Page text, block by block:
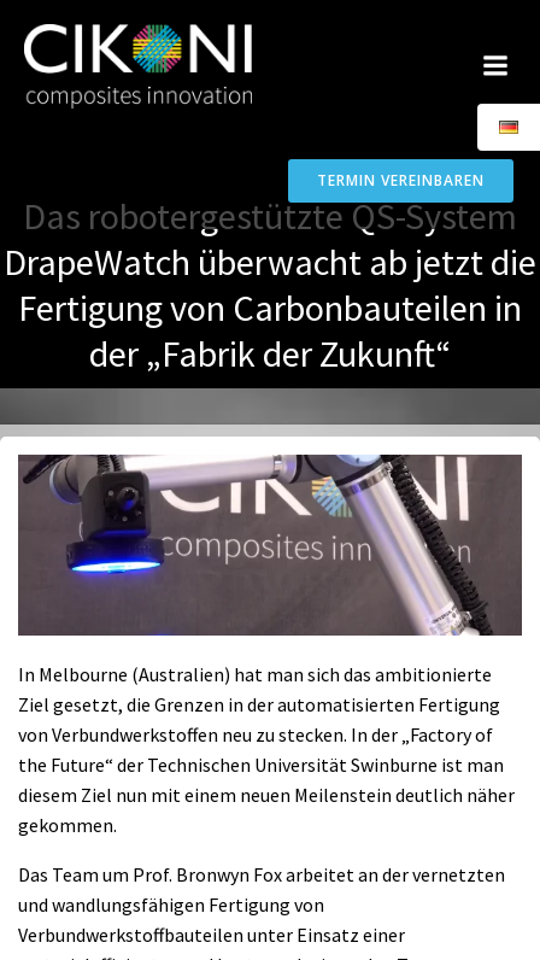
TERMIN VEREINBAREN
Das robotergestützte QS-System
DrapeWatch überwacht ab jetzt die
Fertigung von Carbonbauteilen in
der „Fabrik der Zukunft“
In Melbourne (Australien) hat man sich das ambitionierte
Ziel gesetzt, die Grenzen in der automatisierten Fertigung
von Verbundwerkstoffen neu zu stecken. In der „Factory of
the Future“ der Technischen Universität Swinburne ist man
diesem Ziel nun mit einem neuen Meilenstein deutlich näher
gekommen.
Das Team um Prof. Bronwyn Fox arbeitet an der vernetzten
und wandlungsfähigen Fertigung von
Verbundwerkstoffbauteilen unter Einsatz einer